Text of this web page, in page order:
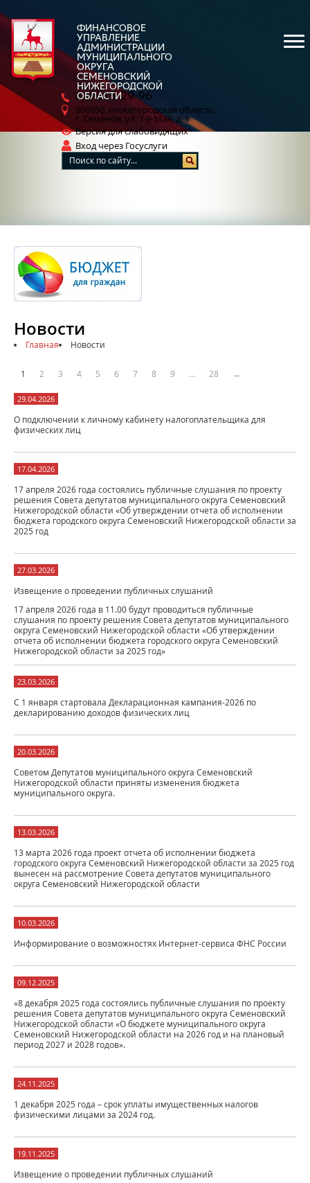
Новости
Главная Новости
1 2 3 4 5 6 7 8 9 ... 28 →
29.04.2026
О подключении к личному кабинету налогоплательщика для
физических лиц
17.04.2026
17 апреля 2026 года состоялись публичные слушания по проекту
решения Совета депутатов муниципального округа Семеновский
Нижегородской области «Об утверждении отчета об исполнении
бюджета городского округа Семеновский Нижегородской области за
2025 год
27.03.2026
Извещение о проведении публичных слушаний
17 апреля 2026 года в 11.00 будут проводиться публичные
слушания по проекту решения Совета депутатов муниципального
округа Семеновский Нижегородской области «Об утверждении
отчета об исполнении бюджета городского округа Семеновский
Нижегородской области за 2025 год»
23.03.2026
С 1 января стартовала Декларационная кампания-2026 по
декларированию доходов физических лиц
20.03.2026
Советом Депутатов муниципального округа Семеновский
Нижегородской области приняты изменения бюджета
муниципального округа.
13.03.2026
13 марта 2026 года проект отчета об исполнении бюджета
городского округа Семеновский Нижегородской области за 2025 год
вынесен на рассмотрение Совета депутатов муниципального
округа Семеновский Нижегородской области
10.03.2026
Информирование о возможностях Интернет-сервиса ФНС России
09.12.2025
«8 декабря 2025 года состоялись публичные слушания по проекту
решения Совета депутатов муниципального округа Семеновский
Нижегородской области «О бюджете муниципального округа
Семеновский Нижегородской области на 2026 год и на плановый
период 2027 и 2028 годов».
24.11.2025
1 декабря 2025 года – срок уплаты имущественных налогов
физическими лицами за 2024 год.
19.11.2025
Извещение о проведении публичных слушаний
ФИНАНСОВОЕ
УПРАВЛЕНИЕ
АДМИНИСТРАЦИИ
МУНИЦИПАЛЬНОГО
ОКРУГА
СЕМЕНОВСКИЙ
НИЖЕГОРОДСКОЙ
ОБЛАСТИ
8 (83162)5-29-96
606650, Нижегородская область,
г. Семенов, ул. 1-е Мая, д. 1
Версия для слабовидящих
Вход через Госуслуги